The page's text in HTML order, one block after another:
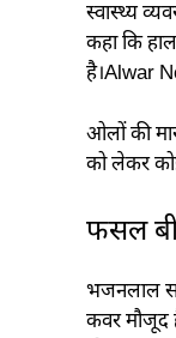
स्वास्थ्य
कहा कि
है।Alwar
ओलों की
को लेकर
फसल
भजनलाल
कवर मौजूद